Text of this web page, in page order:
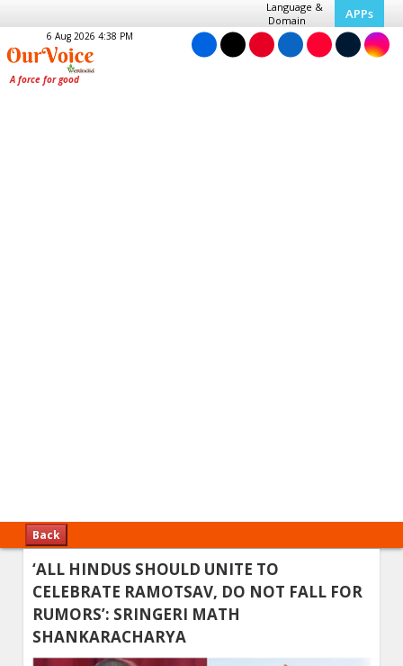
Language &
Domain
APPs
6 Aug 2026 4:38 PM
Back
‘ALL HINDUS SHOULD UNITE TO
CELEBRATE RAMOTSAV, DO NOT FALL FOR
RUMORS’: SRINGERI MATH
SHANKARACHARYA